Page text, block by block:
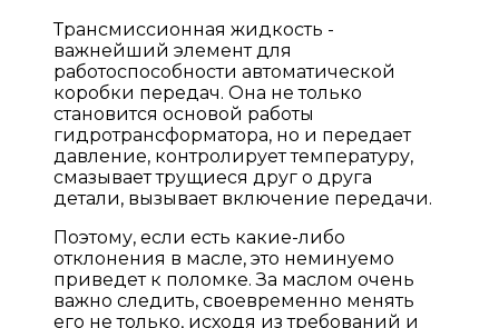
Трансмиссионная жидкость -
важнейший элемент для
работоспособности автоматической
коробки передач. Она не только
становится основой работы
гидротрансформатора, но и передает
давление, контролирует температуру,
смазывает трущиеся друг о друга
детали, вызывает включение передачи.
Поэтому, если есть какие-либо
отклонения в масле, это неминуемо
приведет к поломке. За маслом очень
важно следить, своевременно менять
его не только, исходя из требований и